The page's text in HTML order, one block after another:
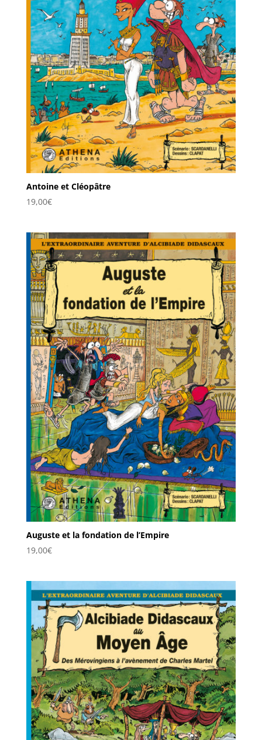
Antoine et Cléopâtre
19,00€
Auguste et la fondation de l’Empire
19,00€